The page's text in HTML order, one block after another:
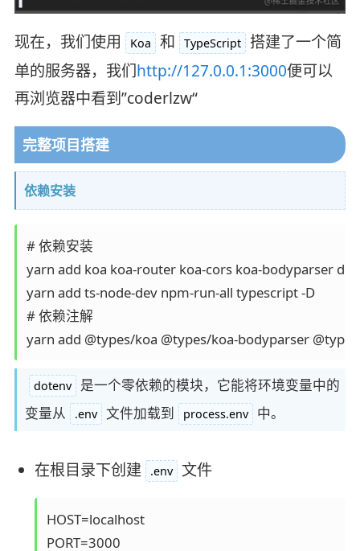
现在，我们使用 Koa 和 TypeScript
搭建了一个简
单的服务器，我们http://127.0.0.1:3000便可以
再浏览器中看到”coderlzw“
完整项目搭建
依赖安装
# 依赖安装
yarn add koa koa-router koa-cors koa-bodyparser
yarn add ts-node-dev npm-run-all typescript -D
# 依赖注解
yarn add @types/koa @types/koa-bodyparser
dotenv
是一个零依赖的模块，它能将环境变量中的
变量从
.env 文件加载到 process.env 中。
在根目录下创建 .env 文件
HOST=localhost
PORT=3000